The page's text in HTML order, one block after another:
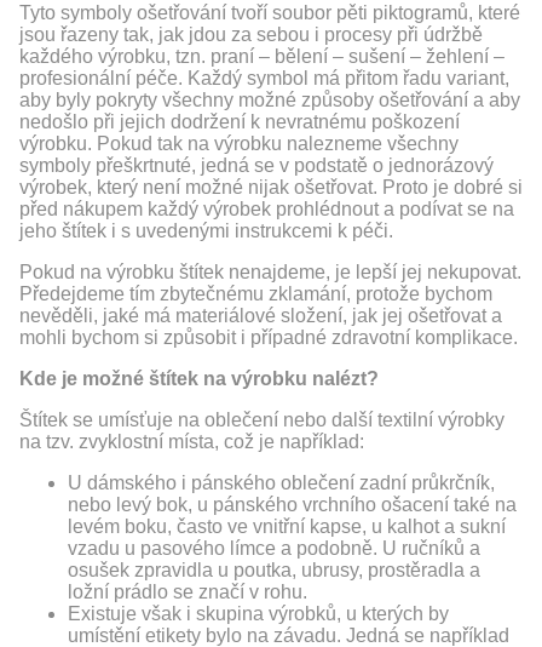
Tyto symboly ošetřování tvoří soubor pěti piktogramů, které
jsou řazeny tak, jak jdou za sebou i procesy při údržbě
každého výrobku, tzn. praní – bělení – sušení – žehlení –
profesionální péče. Každý symbol má přitom řadu variant,
aby byly pokryty všechny možné způsoby ošetřování a aby
nedošlo při jejich dodržení k nevratnému poškození
výrobku. Pokud tak na výrobku nalezneme všechny
symboly přeškrtnuté, jedná se v podstatě o jednorázový
výrobek, který není možné nijak ošetřovat. Proto je dobré si
před nákupem každý výrobek prohlédnout a podívat se na
jeho štítek i s uvedenými instrukcemi k péči.
Pokud na výrobku štítek nenajdeme, je lepší jej nekupovat.
Předejdeme tím zbytečnému zklamání, protože bychom
nevěděli, jaké má materiálové složení, jak jej ošetřovat a
mohli bychom si způsobit i případné zdravotní komplikace.
Kde je možné štítek na výrobku nalézt?
Štítek se umísťuje na oblečení nebo další textilní výrobky
na tzv. zvyklostní místa, což je například:
U dámského i pánského oblečení zadní průkrčník,
nebo levý bok, u pánského vrchního ošacení také na
levém boku, často ve vnitřní kapse, u kalhot a sukní
vzadu u pasového límce a podobně. U ručníků a
osušek zpravidla u poutka, ubrusy, prostěradla a
ložní prádlo se značí v rohu.
Existuje však i skupina výrobků, u kterých by
umístění etikety bylo na závadu. Jedná se například